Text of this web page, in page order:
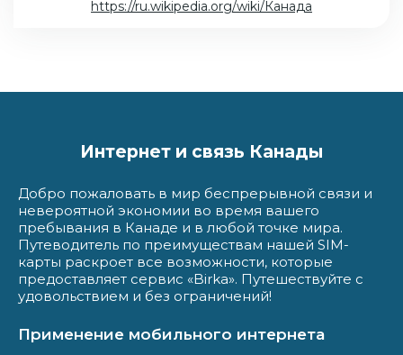
https://ru.wikipedia.org/wiki/Канада
Интернет и связь Канады
Добро пожаловать в мир беспрерывной связи и
невероятной экономии во время вашего
пребывания в Канаде и в любой точке мира.
Путеводитель по преимуществам нашей SIM-
карты раскроет все возможности, которые
предоставляет сервис «Birka». Путешествуйте с
удовольствием и без ограничений!
Применение мобильного интернета